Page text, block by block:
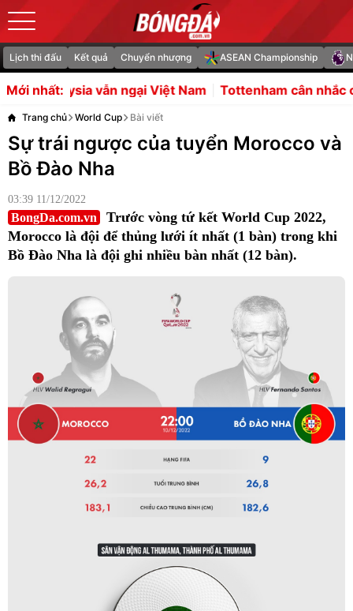
Lịch thi đấu Kết quả Chuyển nhượng ASEAN Championship
Mới nhất:
ngại Việt Nam Tottenham cân nhắc chiêu mộ Balogun
Trang chủ World Cup Bài viết
Sự trái ngược của tuyển Morocco và
Bồ Đào Nha
03:39 11/12/2022
BongDa.com.vn
Trước vòng tứ kết World Cup 2022,
Morocco là đội để thủng lưới ít nhất (1 bàn) trong khi
Bồ Đào Nha là đội ghi nhiều bàn nhất (12 bàn).